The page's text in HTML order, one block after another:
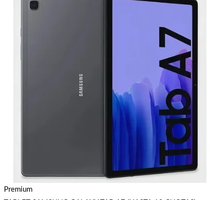
Premium